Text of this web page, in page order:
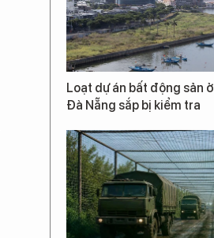
Loạt dự án bất động sản ở
Đà Nẵng sắp bị kiểm tra